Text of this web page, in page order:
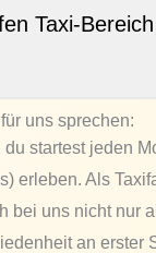
Taxi-
uns sprechen:
du startest jeden
erleben. Als
bei uns nicht nur
an erster